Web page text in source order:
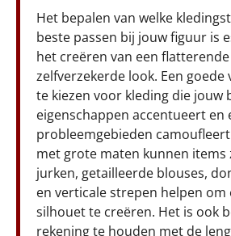
Het bepalen van welke
beste passen bij jouw figuur is
het creëren van een
zelfverzekerde look. Een goede
te kiezen voor kleding die jouw
eigenschappen accentueert en
probleemgebieden
met grote maten kunnen items
jurken, getailleerde blouses,
en verticale strepen helpen om
silhouet te creëren. Het is ook
rekening te houden met de